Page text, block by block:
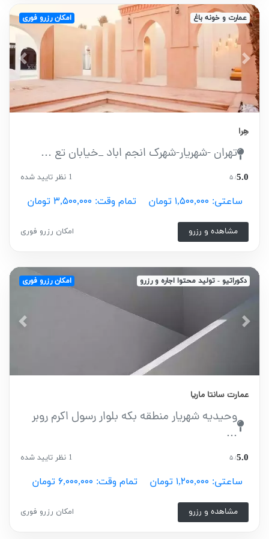
Next
عمارت و خونه باغ امکان رزرو فوری
هِرا
تهران -شهریار-شهرک انجم اباد _خیابان تع ...
5.0/ ۵ 1 نظر تایید شده
ساعتی: ۱,۵۰۰,۰۰۰ تومان تمام وقت: ۳,۵۰۰,۰۰۰ تومان
مشاهده و رزرو امکان رزرو فوری
Next
دکوراتیو - تولید محتوا اجاره و رزرو امکان رزرو فوری
عمارت سانتا ماریا
وحیدیه شهریار منطقه بکه بلوار رسول اکرم روبر
...
5.0/ ۵ 1 نظر تایید شده
ساعتی: ۱,۲۰۰,۰۰۰ تومان تمام وقت: ۶,۰۰۰,۰۰۰ تومان
مشاهده و رزرو امکان رزرو فوری